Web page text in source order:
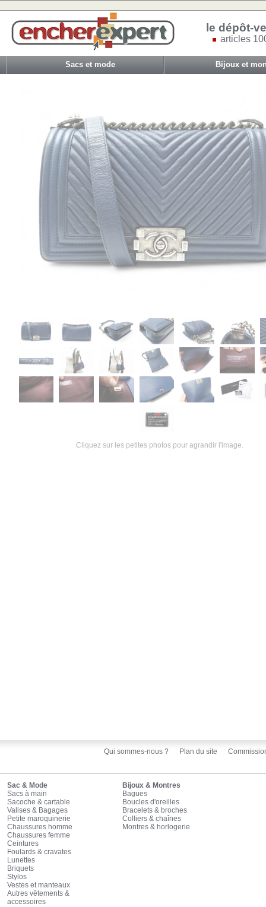
le dépôt-
articles
Sacs et mode Bijoux et
Cliquez sur les petites photos pour agrandir l'image.
Qui sommes-nous ? Plan du site
Sac & Mode
Sacs à main
Sacoche & cartable
Valises & Bagages
Petite maroquinerie
Chaussures homme
Chaussures femme
Ceintures
Foulards & cravates
Lunettes
Briquets
Stylos
Vestes et manteaux
Autres vêtements &
accessoires
Bijoux & Montres
Bagues
Boucles d'oreilles
Bracelets & broches
Colliers & chaînes
Montres & horlogerie